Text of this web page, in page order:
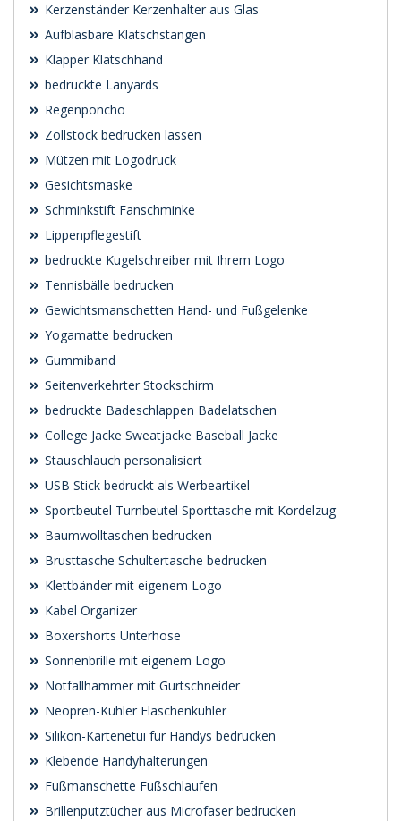
Kerzenständer Kerzenhalter aus Glas
Aufblasbare Klatschstangen
Klapper Klatschhand
bedruckte Lanyards
Regenponcho
Zollstock bedrucken lassen
Mützen mit Logodruck
Gesichtsmaske
Schminkstift Fanschminke
Lippenpflegestift
bedruckte Kugelschreiber mit Ihrem Logo
Tennisbälle bedrucken
Gewichtsmanschetten Hand- und Fußgelenke
Yogamatte bedrucken
Gummiband
Seitenverkehrter Stockschirm
bedruckte Badeschlappen Badelatschen
College Jacke Sweatjacke Baseball Jacke
Stauschlauch personalisiert
USB Stick bedruckt als Werbeartikel
Sportbeutel Turnbeutel Sporttasche mit Kordelzug
Baumwolltaschen bedrucken
Brusttasche Schultertasche bedrucken
Klettbänder mit eigenem Logo
Kabel Organizer
Boxershorts Unterhose
Sonnenbrille mit eigenem Logo
Notfallhammer mit Gurtschneider
Neopren-Kühler Flaschenkühler
Silikon-Kartenetui für Handys bedrucken
Klebende Handyhalterungen
Fußmanschette Fußschlaufen
Brillenputztücher aus Microfaser bedrucken